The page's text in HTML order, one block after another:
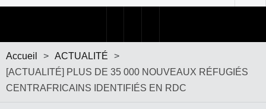
Accueil > ACTUALITÉ
>
[ACTUALITÉ] PLUS DE 35 000 NOUVEAUX RÉFUGIÉS
CENTRAFRICAINS IDENTIFIÉS EN RDC